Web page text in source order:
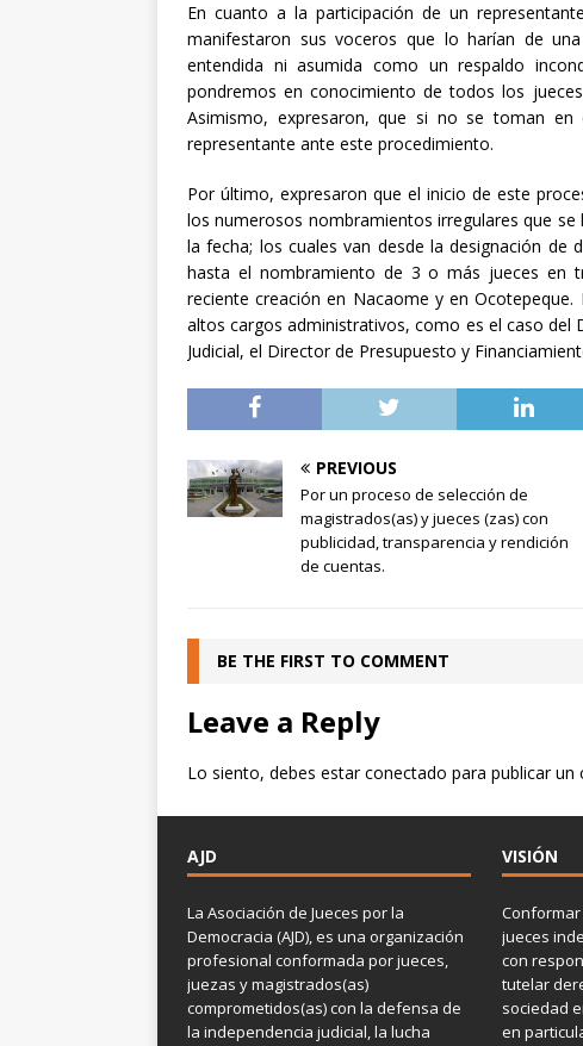
En cuanto a la participación de un
manifestaron sus voceros que lo harían de
entendida ni asumida como un respaldo
pondremos en conocimiento de todos los
Asimismo, expresaron, que si no se toman en
representante ante este procedimiento.
Por último, expresaron que el inicio de este
los numerosos nombramientos irregulares que
la fecha; los cuales van desde la designación de
hasta el nombramiento de 3 o más jueces en
reciente creación en Nacaome y en
altos cargos administrativos, como es el caso del
Judicial, el Director de Presupuesto y
PREVIOUS
Por un proceso de selección de
magistrados(as) y jueces (zas) con
publicidad, transparencia y rendición
de cuentas.
BE THE FIRST TO COMMENT
Leave a Reply
Lo siento, debes estarconectado para publicar un
AJD
La Asociación de Jueces por la
Democracia (AJD), es una organización
profesional conformada por jueces,
juezas y magistrados(as)
comprometidos(as) con la defensa de
la independencia judicial, la lucha
VISIÓN
jueces
con
tutelar
sociedad
en